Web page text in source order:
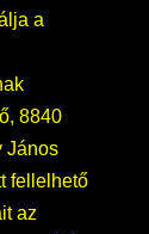
a
8840
János
fellelhető
az